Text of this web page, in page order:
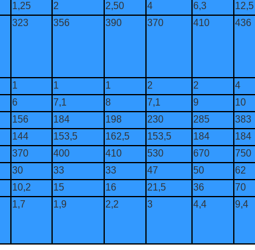
1,25 2 2,50 4 6,3 12,5
323 356 390 370 410 436
1 1 1 2 2 4
6 7,1 8 7,1 9 10
156 184 198 230 285 383
144 153,5 162,5 153,5 184 184
370 400 410 530 670 750
30 33 33 47 50 62
10,2 15 16 21,5 36 70
1,7 1,9 2,2 3 4,4 9,4